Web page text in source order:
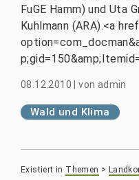
FuGE Hamm) und Uta
Kuhlmann (ARA).<a
08.12.2010 |von admin
Wald und Klima
Existiert in Themen >